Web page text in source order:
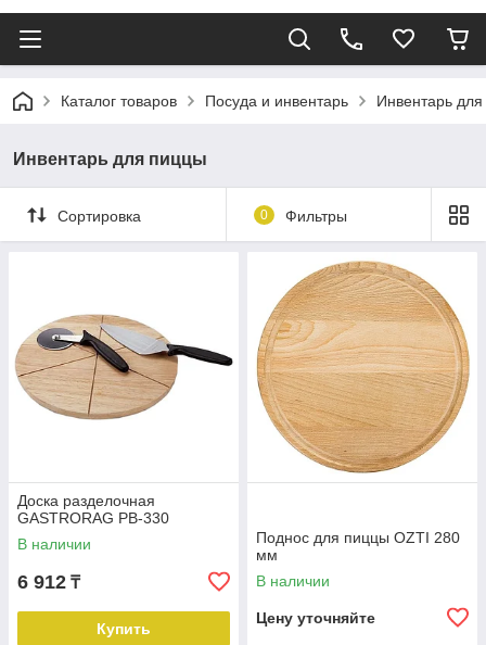
Каталог товаров Посуда и инвентарь Инвентарь
Инвентарь для пиццы
Сортировка 0 Фильтры
Доска разделочная
GASTRORAG PB-330
В наличии
6 912 ₸
Купить
Поднос для пиццы OZTI 280
мм
В наличии
Цену уточняйте